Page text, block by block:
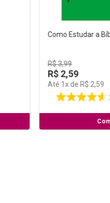
Como Estudar a
R$3,99
R$2,59
Até 1x de R$ 2,59